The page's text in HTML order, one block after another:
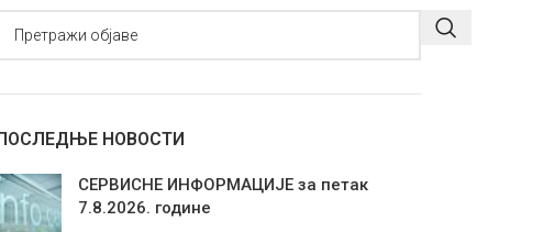
НОВОСТИ
СЕРВИСНЕ ИНФОРМАЦИЈЕ за петак
7.8.2026. године